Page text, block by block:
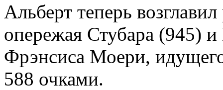
Альберт теперь
опережая Стубара (945)
Фрэнсиса Моери,
588 очками.